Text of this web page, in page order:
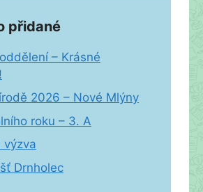
přidané
– Krásné
2026 – Nové Mlýny
roku – 3. A
výzva
Drnholec